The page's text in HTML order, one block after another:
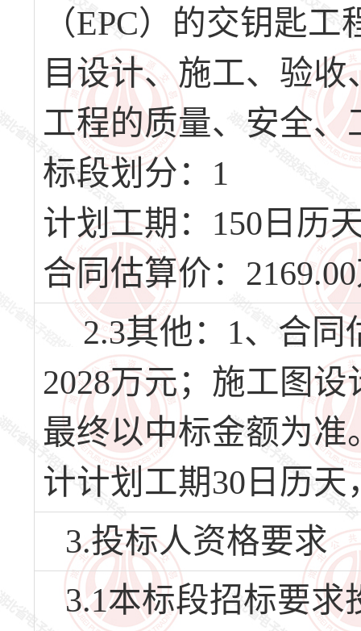
（EPC）的交钥匙
目设计、施工、验
工程的质量、安全
标段划分：1
计划工期：150日历
合同估算价：
2.3其他：1、合同
2028万元；施工图
最终以中标金额为准
计计划工期30日历
3.投标人资格要求
3.1本标段招标要求